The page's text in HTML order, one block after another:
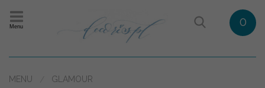
Menu 0
MENU GLAMOUR